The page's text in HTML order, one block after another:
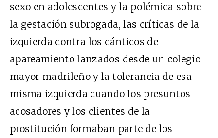
sexo en adolescentes y la polémica sobre
la gestación subrogada, las críticas de la
izquierda contra los cánticos de
apareamiento lanzados desde un colegio
mayor madrileño y la tolerancia de esa
misma izquierda cuando los presuntos
acosadores y los clientes de la
prostitución formaban parte de los